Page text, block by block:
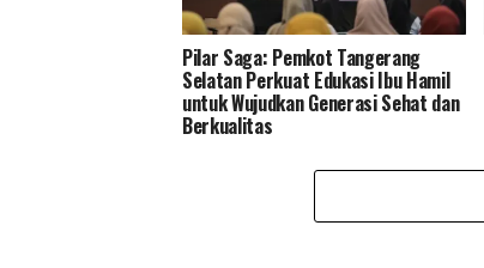
Pilar Saga: Pemkot Tangerang
Selatan Perkuat Edukasi Ibu Hamil
untuk Wujudkan Generasi Sehat dan
Berkualitas